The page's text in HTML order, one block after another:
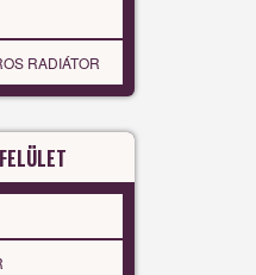
RADIÁTOR